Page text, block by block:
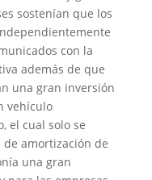
sostenían que los
con la
además de que
una gran inversión
vehículo
el cual solo se
amortización de
una gran